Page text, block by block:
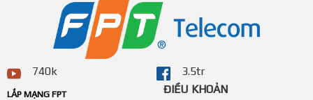
740k 3.5tr
LẮP MẠNG FPT ĐIỀU KHOẢN